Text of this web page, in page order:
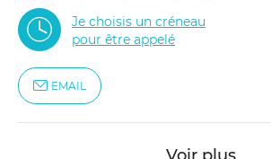
Je choisis un créneau
pour être appelé
EMAIL